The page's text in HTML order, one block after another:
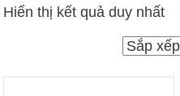
Hiển thị kết quả duy nhất